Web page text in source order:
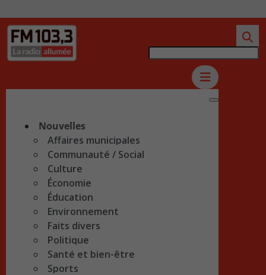
Nouvelles
Affaires municipales
Communauté / Social
Culture
Économie
Éducation
Environnement
Faits divers
Politique
Santé et bien-être
Sports